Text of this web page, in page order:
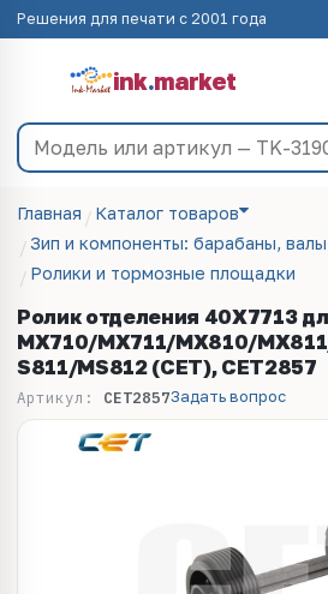
Решения для печати с 2001 года
ink.market
Главная
Каталог товаров
Зип и компоненты: барабаны,
Ролики и тормозные площадки
Ролик отделения 40X7713
MX710/MX711/MX810/
S811/MS812 (CET), CET2857
Артикул: CET2857Задать вопрос